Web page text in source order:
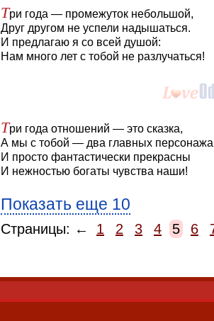
Три года — промежуток небольшой,
Друг другом не успели надышаться.
И предлагаю я со всей душой:
Нам много лет с тобой не разлучаться!
Три года отношений — это сказка,
А мы с тобой — два главных
И просто фантастически прекрасны
И нежностью богаты чувства наши!
Показать еще 10
Страницы: ← 1 2 3 4 5 6